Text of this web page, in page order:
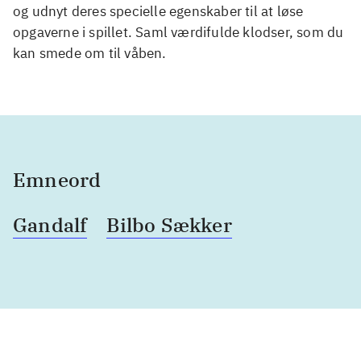
og udnyt deres specielle egenskaber til at løse
opgaverne i spillet. Saml værdifulde klodser, som du
kan smede om til våben.
Emneord
Gandalf
Bilbo Sækker